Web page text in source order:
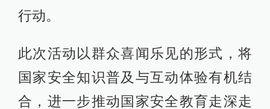
行动。
此次活动以群众喜闻乐见的形式，将
国家安全知识普及与互动体验有机结
合，进一步推动国家安全教育走深走